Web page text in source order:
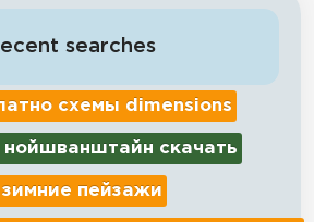
searches
схемы dimensions
нойшванштайн скачать
пейзажи